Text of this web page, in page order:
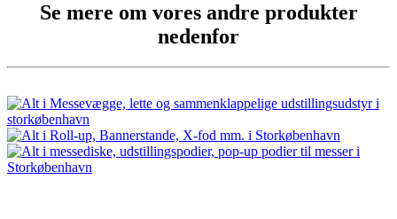
Se mere om vores andre produkter
nedenfor